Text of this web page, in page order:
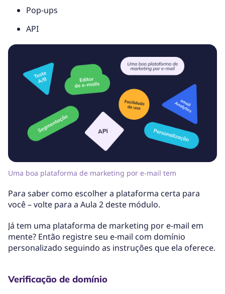
Pop-ups
API
Uma boa plataforma de marketing por e-mail tem
Para saber como escolher a plataforma certa para
você – volte para a Aula 2 deste módulo.
Já tem uma plataforma de marketing por e-mail em
mente? Então registre seu e-mail com domínio
personalizado seguindo as instruções que ela oferece.
Verificação de domínio